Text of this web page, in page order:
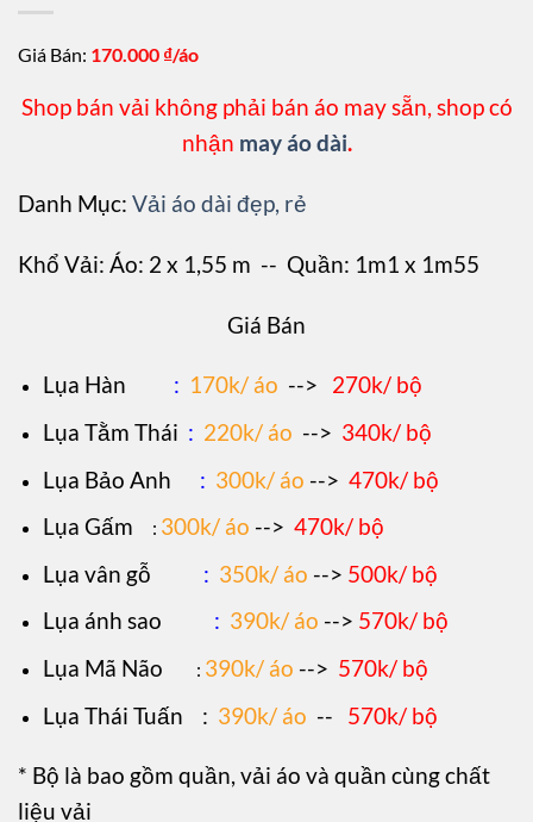
Giá Bán: 170.000 ₫/áo
Shop bán vải không phải bán áo may sẵn, shop có
nhận may áo dài.
Danh Mục: Vải áo dài đẹp, rẻ
Khổ Vải: Áo: 2 x 1,55 m -- Quần: 1m1 x 1m55
Giá Bán
Lụa Hàn : 170k/ áo --> 270k/ bộ
Lụa Tằm Thái : 220k/ áo --> 340k/ bộ
Lụa Bảo Anh
: 300k/ áo --> 470k/ bộ
Lụa Gấm
: 300k/ áo --> 470k/ bộ
Lụa vân gỗ : 350k/ áo --> 500k/ bộ
Lụa ánh sao : 390k/ áo --> 570k/ bộ
Lụa Mã Não
: 390k/ áo --> 570k/ bộ
Lụa Thái Tuấn
: 390k/ áo -- 570k/ bộ
* Bộ là bao gồm quần, vải áo và quần cùng chất
liệu vải